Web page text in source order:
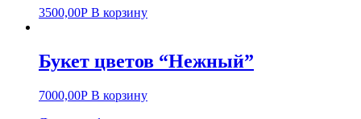
3500,00Р В корзину
Букет цветов “Нежный”
7000,00Р В корзину